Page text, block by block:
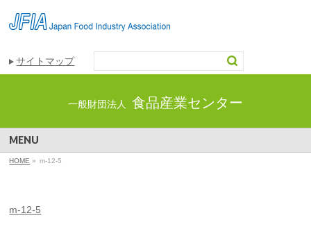
サイトマップ
一般財団法人 食品産業センター
MENU
HOME » m-12-5
m-12-5